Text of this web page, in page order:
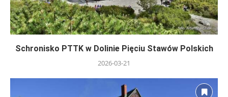
Schronisko PTTK w Dolinie Pięciu Stawów Polskich
2026-03-21